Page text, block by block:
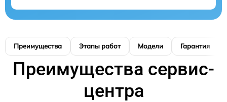
Преимущества Этапы работ Модели Гарантия
Преимущества сервис-
центра